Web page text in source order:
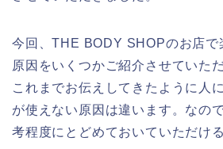
今回、THE BODY SHOPのお店で
原因をいくつかご紹介させていた
これまでお伝えしてきたように人
が使えない原因は違います。なの
考程度にとどめておいていただけ